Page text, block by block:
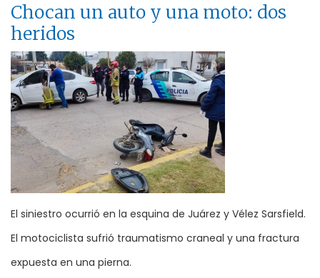
Chocan un auto y una moto: dos
heridos
El siniestro ocurrió en la esquina de Juárez y Vélez Sarsfield.
El motociclista sufrió traumatismo craneal y una fractura
expuesta en una pierna.